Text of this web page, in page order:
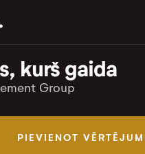
kurš gaida
Group
PIEVIENOT